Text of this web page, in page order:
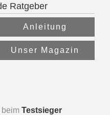
Ratgeber
Anleitung
Unser Magazin
Testsieger